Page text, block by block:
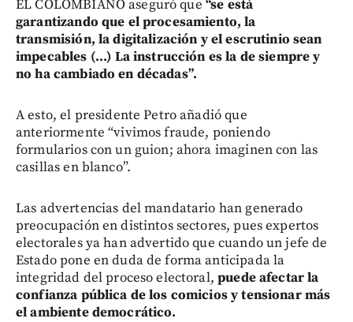
EL COLOMBIANO aseguró que “se está
garantizando que el procesamiento, la
transmisión, la digitalización y el escrutinio sean
impecables (...) La instrucción es la de siempre y
no ha cambiado en décadas”.
A esto, el presidente Petro añadió que
anteriormente “vivimos fraude, poniendo
formularios con un guion; ahora imaginen con las
casillas en blanco”.
Las advertencias del mandatario han generado
preocupación en distintos sectores, pues expertos
electorales ya han advertido que cuando un jefe de
Estado pone en duda de forma anticipada la
integridad del proceso electoral,puede afectar la
confianza pública de los comicios y tensionar más
el ambiente democrático.